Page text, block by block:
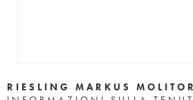
RIESLING MARKUS